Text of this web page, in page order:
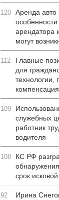
120 Аренда авто
арендатора
могут
112
Главные
для
технологии,
109
служебных
работник
водителя
108
КС РФ
срок
92
Ирина